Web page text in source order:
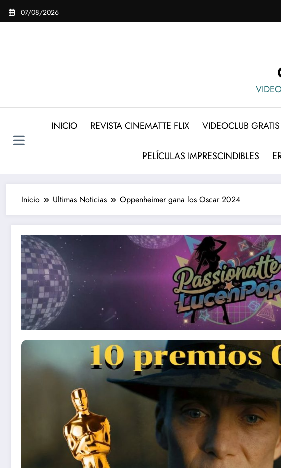
Saltar
07/08/2026
INICIO REVISTA CINEMATTE FLIX VIDEOCLUB
PELÍCULAS IMPRESCINDIBLES
Inicio Ultimas Noticias Oppenheimer gana los Oscar 2024